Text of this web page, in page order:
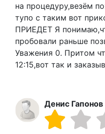
на процедуру,везём
тупо с таким вот
ПРИЕДЕТ Я
пробовали раньше
Уважения 0. Притом
12:15,вот так и
Денис Гапонов